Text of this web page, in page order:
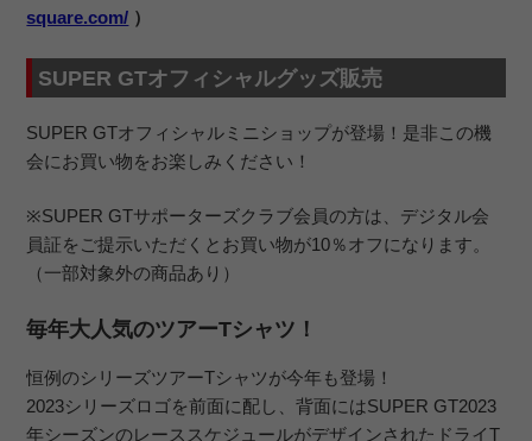
square.com/ ）
SUPER GTオフィシャルグッズ販売
SUPER GTオフィシャルミニショップが登場！是非この機
会にお買い物をお楽しみください！
※SUPER GTサポーターズクラブ会員の方は、デジタル会
員証をご提示いただくとお買い物が10％オフになります。
（一部対象外の商品あり）
毎年大人気のツアーTシャツ！
恒例のシリーズツアーTシャツが今年も登場！
2023シリーズロゴを前面に配し、背面にはSUPER GT2023
年シーズンのレーススケジュールがデザインされたドライT